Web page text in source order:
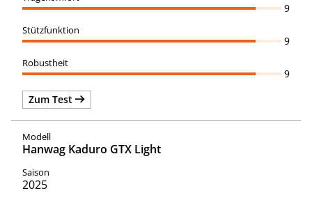
9
9
9
Zum Test
Hanwag Kaduro GTX Light
2025